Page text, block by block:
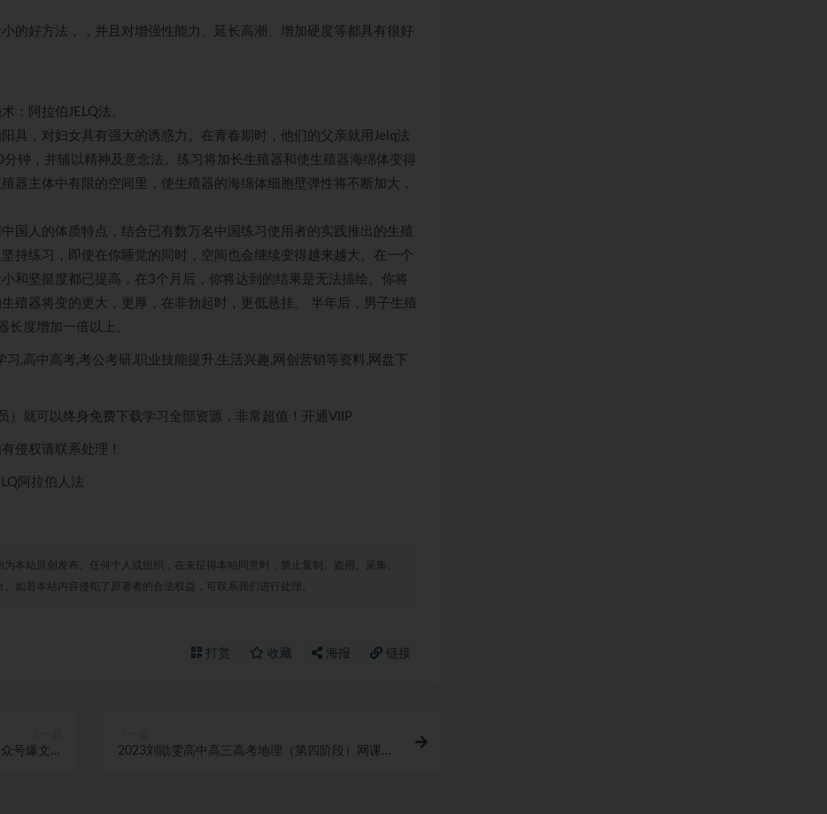
的好方法，，并且对增强性能力、延长高潮、增加硬度等都具有很好
：阿拉伯JELQ法。
具，对妇女具有强大的诱惑力。在青春期时，他们的父亲就用Jelq法
钟，并辅以精神及意念法。练习将加长生殖器和使生殖器海绵体变得
器主体中有限的空间里，使生殖器的海绵体细胞壁弹性将不断加大，
国人的体质特点，结合已有数万名中国练习使用者的实践推出的生殖
持练习，即使在你睡觉的同时，空间也会继续变得越来越大。在一个
和坚挺度都已提高，在3个月后，你将达到的结果是无法描绘。你将
殖器将变的更大，更厚，在非勃起时，更低悬挂。 半年后，男子生殖
长度增加一倍以上。
,高中高考,考公考研,职业技能提升,生活兴趣,网创营销等资料,网盘下
）就可以终身免费下载学习全部资源，非常超值！开通VIIP
侵权请联系处理！
阿拉伯人法
本站原创发布。任何个人或组织，在未征得本站同意时，禁止复制、盗用、采集、
如若本站内容侵犯了原著者的合法权益，可联系我们进行处理。
打赏 收藏 海报 链接
号爆文玩
2023刘勖雯高中高三高考地理（第四阶段）网课视